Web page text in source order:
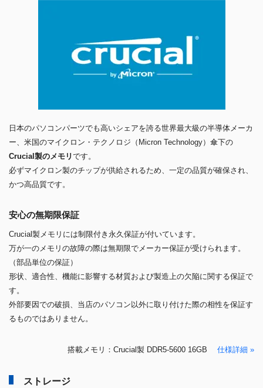
日本のパソコンパーツでも高いシェアを誇る世界最大級の半導体メーカ
ー、米国のマイクロン・テクノロジ（Micron Technology）傘下の
Crucial製のメモリです。
必ずマイクロン製のチップが供給されるため、一定の品質が確保され、
かつ高品質です。
安心の無期限保証
Crucial製メモリには制限付き永久保証が付いています。
万が一のメモリの故障の際は無期限でメーカー保証が受けられます。
（部品単位の保証）
形状、適合性、機能に影響する材質および製造上の欠陥に関する保証で
す。
外部要因での破損、当店のパソコン以外に取り付けた際の相性を保証す
るものではありません。
搭載メモリ：Crucial製 DDR5-5600 16GB 仕様詳細 »
ストレージ